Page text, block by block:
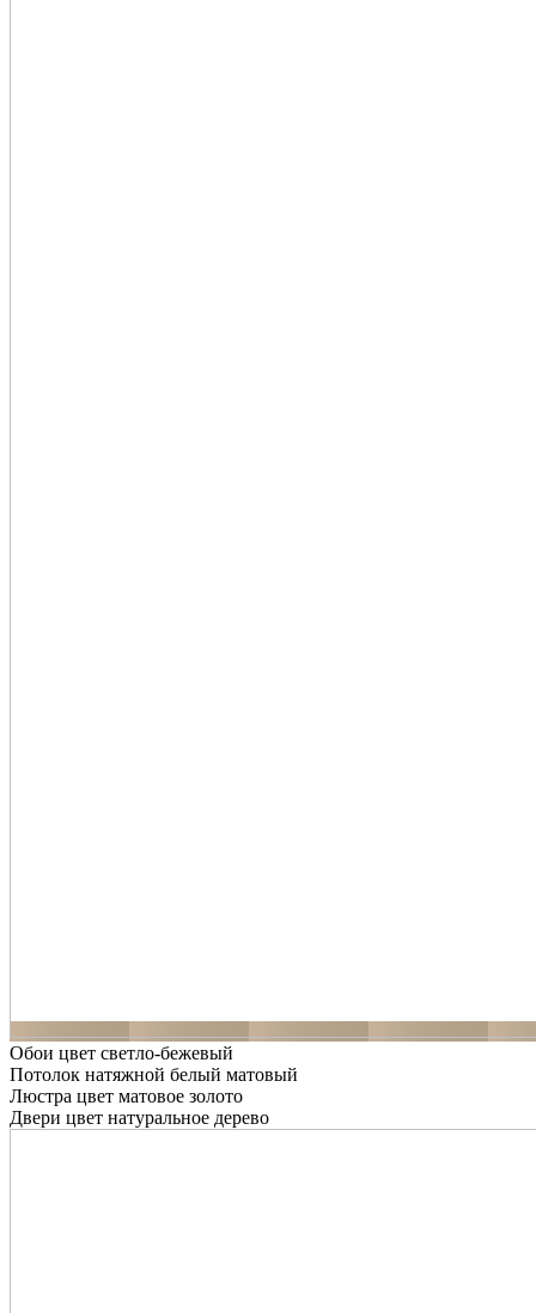
Обои цвет светло-бежевый
Потолок натяжной белый матовый
Люстра цвет матовое золото
Двери цвет натуральное дерево